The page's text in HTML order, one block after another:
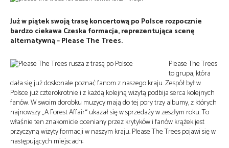
Już w piątek swoją trasę koncertową po Polsce rozpocznie
bardzo ciekawa Czeska formacja, reprezentująca scenę
alternatywną – Please The Trees.
Please The Trees
to grupa, która
dała się już doskonale poznać fanom z naszego kraju. Zespół był w
Polsce już czterokrotnie i z każdą kolejną wizytą podbija serca kolejnych
fanów. W swoim dorobku muzycy mają do tej pory trzy albumy, z których
najnowszy „A Forest Affair“ ukazał się w sprzedaży w zeszłym roku. To
właśnie ten znakomicie oceniany przez krytyków i fanów krążek jest
przyczyną wizyty formacji w naszym kraju. Please The Trees pojawi się w
następujących miejscach: